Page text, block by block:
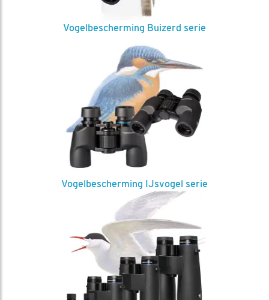
Vogelbescherming Buizerd serie
Vogelbescherming IJsvogel serie